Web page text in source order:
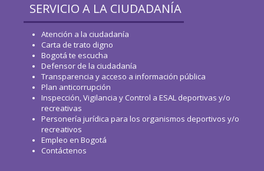
SERVICIO A LA CIUDADANÍA
Atención a la ciudadanía
Carta de trato digno
Bogotá te escucha
Defensor de la ciudadanía
Transparencia y acceso a información pública
Plan anticorrupción
Inspección, Vigilancia y Control a ESAL deportivas y/o
recreativas
Personería jurídica para los organismos deportivos y/o
recreativos
Empleo en Bogotá
Contáctenos